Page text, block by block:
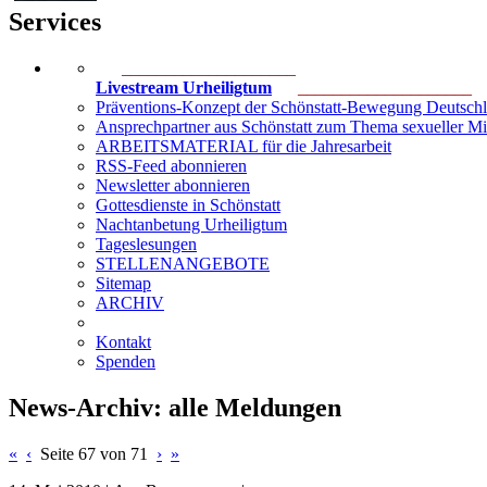
Services
Livestream Urheiligtum
Präventions-Konzept der Schönstatt-Bewegung
Ansprechpartner aus Schönstatt zum Thema sexueller
ARBEITSMATERIAL für die Jahresarbeit
RSS-Feed abonnieren
Newsletter abonnieren
Gottesdienste in Schönstatt
Nachtanbetung Urheiligtum
Tageslesungen
STELLENANGEBOTE
Sitemap
ARCHIV
Kontakt
Spenden
News-Archiv: alle Meldungen
« ‹ Seite 67 von 71 › »